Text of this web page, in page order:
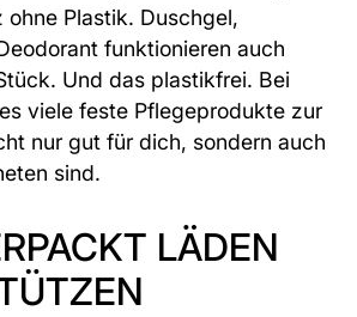
Plastik. Duschgel,
funktionieren auch
Und das plastikfrei. Bei
viele feste Pflegeprodukte zur
nur gut für dich, sondern auch
sind.
LÄDEN